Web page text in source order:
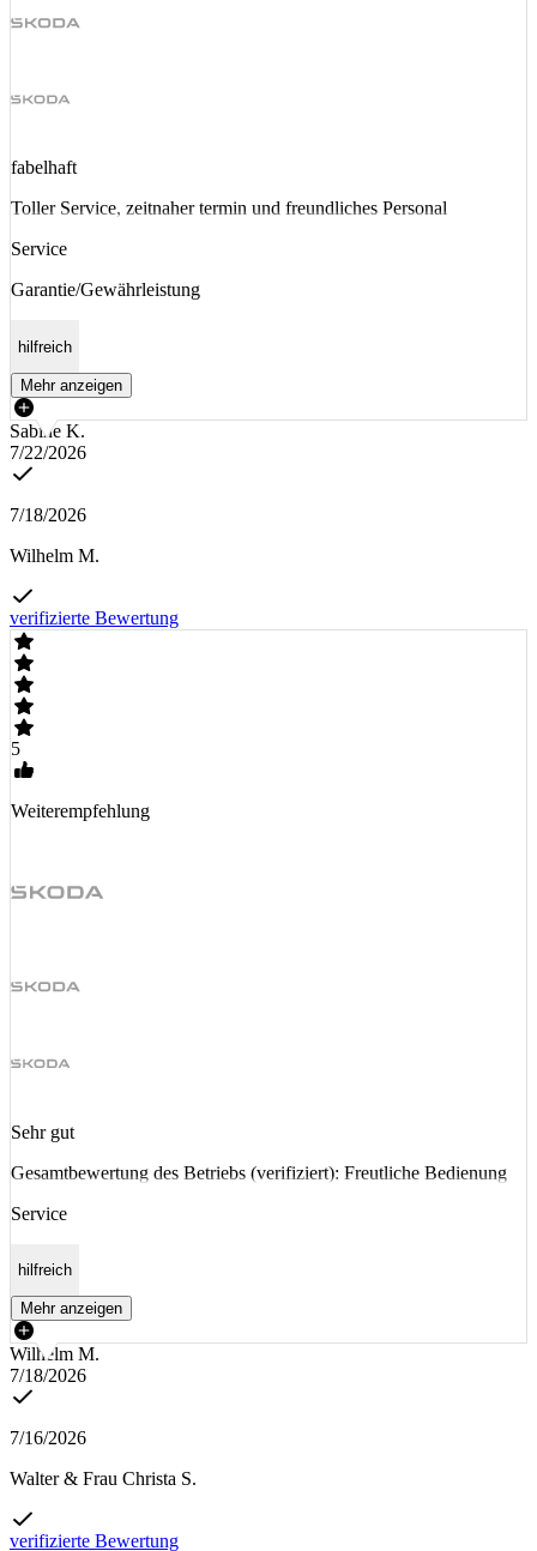
fabelhaft
Toller Service, zeitnaher termin und freundliches Personal
Service
Garantie/Gewährleistung
hilfreich
Mehr anzeigen
Sabine K.
7/22/2026
7/18/2026
Wilhelm M.
verifizierte Bewertung
5
Weiterempfehlung
Sehr gut
Gesamtbewertung des Betriebs (verifiziert): Freutliche Bedienung
Service
hilfreich
Mehr anzeigen
Wilhelm M.
7/18/2026
7/16/2026
Walter & Frau Christa S.
verifizierte Bewertung